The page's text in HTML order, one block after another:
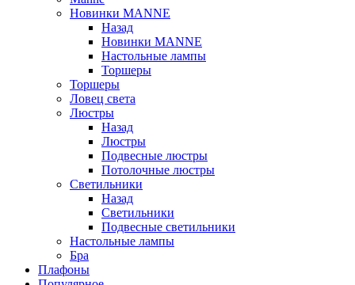
Новинки MANNE
Назад
Новинки MANNE
Настольные лампы
Торшеры
Торшеры
Ловец света
Люстры
Назад
Люстры
Подвесные люстры
Потолочные люстры
Светильники
Назад
Светильники
Подвесные светильники
Настольные лампы
Бра
Плафоны